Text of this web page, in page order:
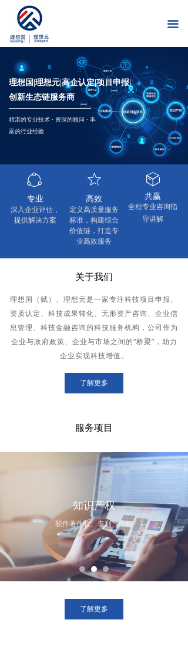
끀
首页
关于我们
服务项目
通知公告
新闻中心
下载专区
联系我们
理想国|理想元|高企认定|项目申报|
创新生态链服务商
精湛的专业技术 · 资深的顾问 · 丰
富的行业经验
ꁢ
共赢
全程专业咨询指
导讲解
高效
定义高质量服务
标准，构建综合
价值链，打造专
业高效服务
专业
深入企业评估，
提供解决方案
ꄃ ꁦ
关于我们
了解更多
理想国（赋）、理想元是一家专注科技项目申报、
资质认定、科技成果转化、无形资产咨询、企业信
息管理、科技金融咨询的科技服务机构，公司作为
企业与政府政策、企业与市场之间的“桥梁”，助力
企业实现科技增值。
服务项目
了解更多
软件著作权、专利、商标
知识产权